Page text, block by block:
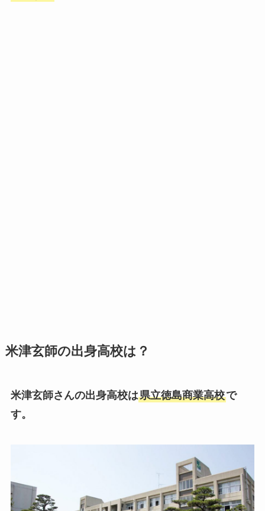
米津玄師の出身高校は？
米津玄師さんの出身高校は県立徳島商業高校で
す。